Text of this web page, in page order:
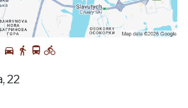
22